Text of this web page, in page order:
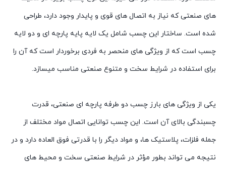
های صنعتی که نیاز به اتصال های قوی و پایدار وجود دارد، طراحی
شده است. ساختار این چسب شامل یک لایه پایه پارچه ای و دو لایه
چسب است که از ویژگی های منحصر به فردی برخوردار است که آن را
برای استفاده در شرایط سخت و متنوع صنعتی مناسب میسازد.
یکی از ویژگی های بارز چسب دو طرفه پارچه ای صنعتی، قدرت
چسبندگی بالای آن است. این چسب توانایی اتصال مواد مختلف از
جمله فلزات، پلاستیک ها، و مواد دیگر را با قدرتی فوق العاده دارد و در
نتیجه می تواند بطور مؤثر در شرایط صنعتی سخت و محیط های